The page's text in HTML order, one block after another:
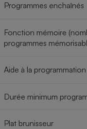
Programmes enchaînés
Fonction mémoire
programmes
Aide à la programmation
Durée minimum
Plat brunisseur